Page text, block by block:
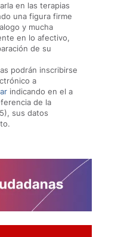
en las terapias
una figura firme
y mucha
en lo afectivo,
de su
podrán inscribirse
a
indicando en el a
de la
sus datos